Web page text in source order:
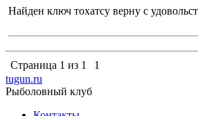
Найден ключ тохатсу верну с
Страница 1 из 1
1
tugun.ru
Рыболовный клуб